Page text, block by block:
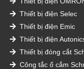
Thiết bị điện Selec
Thiết bị điện Emic
Thiết bị điện
Thiết bị đóng cắt
Công tắc ổ cắm